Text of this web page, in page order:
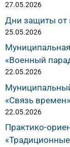
27.05.2026
Дни защиты от
25.05.2026
«Военный
22.05.2026
«Связь
22.05.2026
Практико-